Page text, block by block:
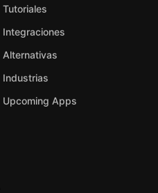
Tutoriales
Integraciones
Alternativas
Industrias
Upcoming Apps